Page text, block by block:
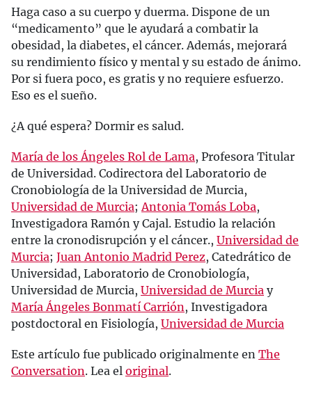
Haga caso a su cuerpo y duerma. Dispone de un
“medicamento” que le ayudará a combatir la
obesidad, la diabetes, el cáncer. Además, mejorará
su rendimiento físico y mental y su estado de ánimo.
Por si fuera poco, es gratis y no requiere esfuerzo.
Eso es el sueño.
¿A qué espera? Dormir es salud.
María de los Ángeles Rol de Lama, Profesora Titular
de Universidad. Codirectora del Laboratorio de
Cronobiología de la Universidad de Murcia,
Universidad de Murcia; Antonia Tomás Loba,
Investigadora Ramón y Cajal. Estudio la relación
entre la cronodisrupción y el cáncer., Universidad de
Murcia; Juan Antonio Madrid Perez, Catedrático de
Universidad, Laboratorio de Cronobiología,
Universidad de Murcia, Universidad de Murcia y
María Ángeles Bonmatí Carrión , Investigadora
postdoctoral en Fisiología, Universidad de Murcia
Este artículo fue publicado originalmente en The
Conversation. Lea el original.